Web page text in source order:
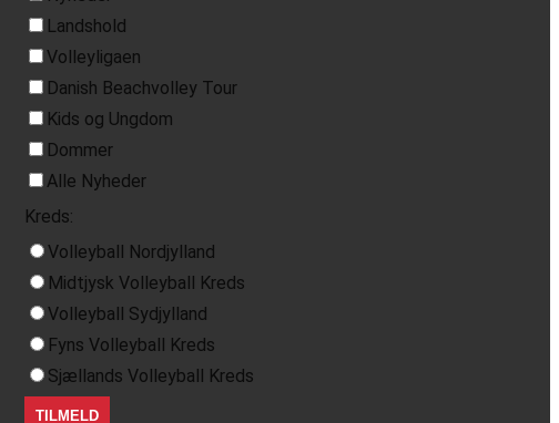
Landshold
Volleyligaen
Danish Beachvolley Tour
Kids og Ungdom
Dommer
Alle Nyheder
Kreds:
Volleyball Nordjylland
Midtjysk Volleyball Kreds
Volleyball Sydjylland
Fyns Volleyball Kreds
Sjællands Volleyball Kreds